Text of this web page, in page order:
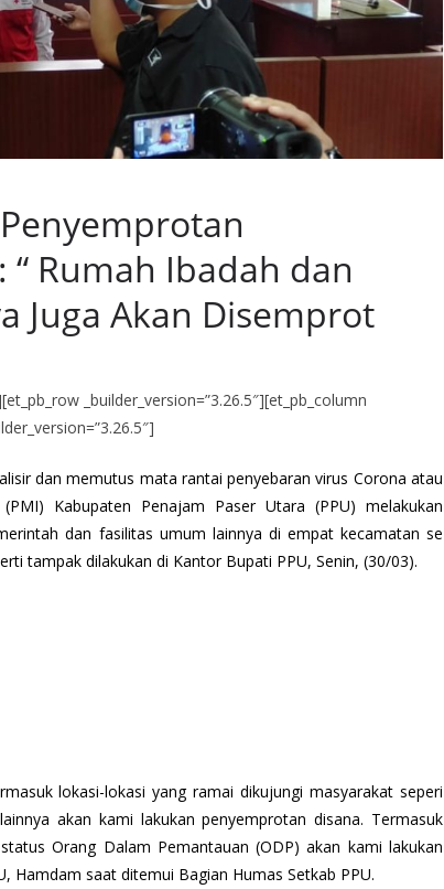
Rumah Ibadah dan
Juga Akan Disemprot
_builder_version=”3.26.5″][et_pb_column
dan memutus mata rantai penyebaran virus Corona atau
Kabupaten Penajam Paser Utara (PPU) melakukan
dan fasilitas umum lainnya di empat kecamatan se
tampak dilakukan di Kantor Bupati PPU, Senin, (30/03).
lokasi-lokasi yang ramai dikujungi masyarakat seperi
akan kami lakukan penyemprotan disana. Termasuk
Orang Dalam Pemantauan (ODP) akan kami lakukan
Hamdam saat ditemui Bagian Humas Setkab PPU.